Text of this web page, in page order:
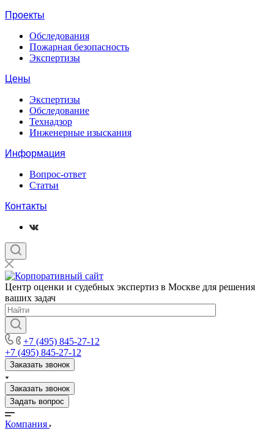
Проекты
Обследования
Пожарная безопасность
Экспертизы
Цены
Экспертизы
Обследование
Технадзор
Инженерные изыскания
Информация
Вопрос-ответ
Статьи
Контакты
Центр оценки и судебных экспертиз в Москве для решения
ваших задач
+7 (495) 845-27-12
+7 (495) 845-27-12
Заказать звонок
Заказать звонок
Задать вопрос
Компания